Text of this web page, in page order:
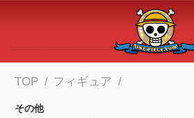
メインコンテンツへスキップす
TOP フィギュア
その他